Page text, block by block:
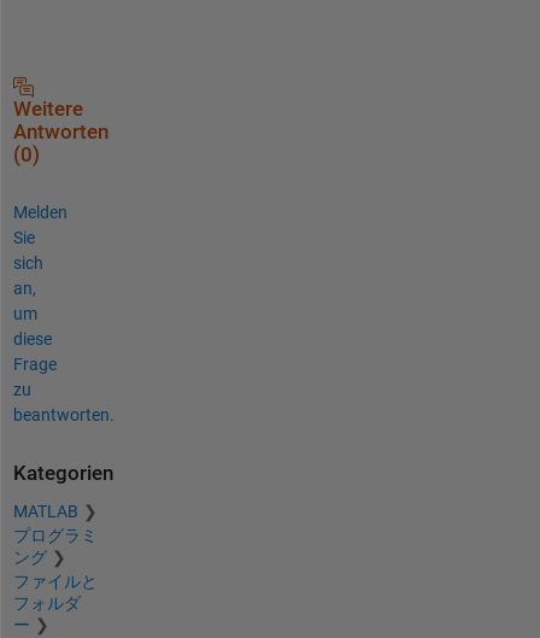
Weitere
Antworten
(0)
Melden
Sie
sich
an,
um
diese
Frage
zu
beantworten.
Kategorien
MATLAB
プログラミ
ング
ファイルと
フォルダ
ー